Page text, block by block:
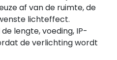
af van de ruimte, de
lichteffect.
lengte, voeding, IP-
de verlichting wordt